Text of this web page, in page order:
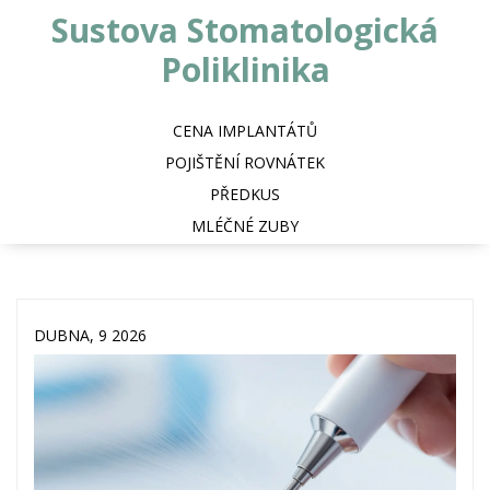
Sustova Stomatologická
Poliklinika
CENA IMPLANTÁTŮ
POJIŠTĚNÍ ROVNÁTEK
PŘEDKUS
MLÉČNÉ ZUBY
DUBNA, 9 2026